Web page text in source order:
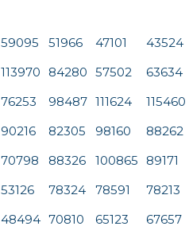
59095 51966 47101 43524
113970 84280 57502 63634
76253 98487 111624 115460
90216 82305 98160 88262
70798 88326 100865 89171
53126 78324 78591 78213
48494 70810 65123 67657